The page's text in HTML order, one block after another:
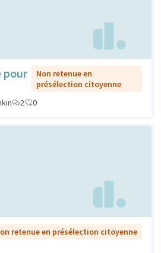
pour
Non retenue en
présélection citoyenne
2 0
retenue en présélection citoyenne